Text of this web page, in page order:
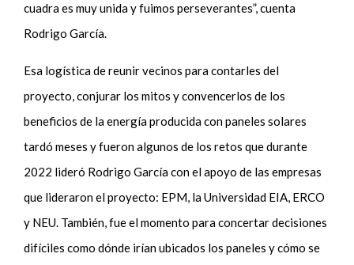
cuadra es muy unida y fuimos perseverantes”, cuenta
Rodrigo García.
Esa logística de reunir vecinos para contarles del
proyecto, conjurar los mitos y convencerlos de los
beneficios de la energía producida con paneles solares
tardó meses y fueron algunos de los retos que durante
2022 lideró Rodrigo García con el apoyo de las empresas
que lideraron el proyecto: EPM, la Universidad EIA, ERCO
y NEU. También, fue el momento para concertar decisiones
difíciles como dónde irían ubicados los paneles y cómo se